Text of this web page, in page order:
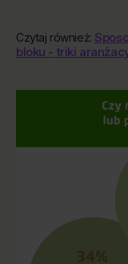
Czytaj również:
bloku - triki